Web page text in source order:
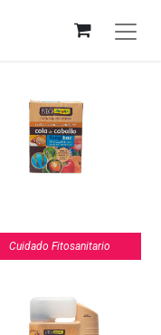
Cuidado Fitosanitario